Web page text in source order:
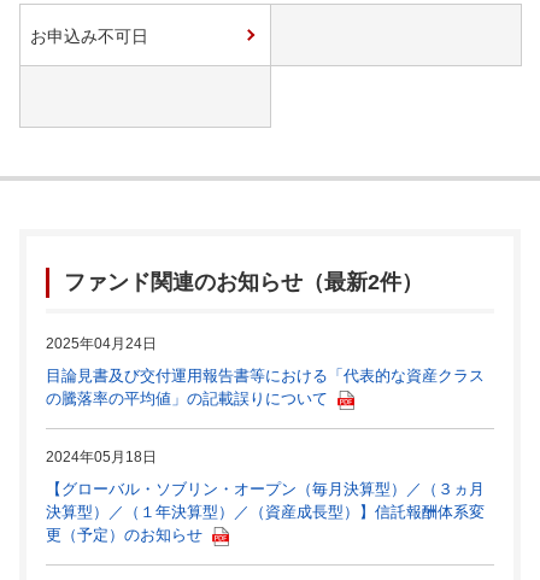
お申込み不可日
ファンド関連のお知らせ（最新2件）
2025年04月24日
目論見書及び交付運用報告書等における「代表的な資産クラス
の騰落率の平均値」の記載誤りについて
2024年05月18日
【グローバル・ソブリン・オープン（毎月決算型）／（３ヵ月
決算型）／（１年決算型）／（資産成長型）】信託報酬体系変
更（予定）のお知らせ